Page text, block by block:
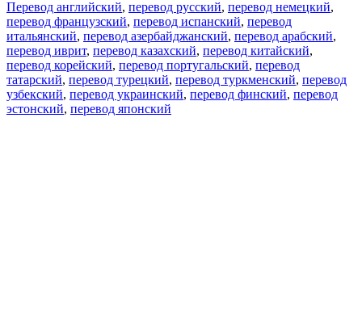
Перевод английский, перевод русский, перевод немецкий,
перевод французский, перевод испанский, перевод
итальянский, перевод азербайджанский, перевод арабский,
перевод иврит, перевод казахский, перевод китайский,
перевод корейский, перевод португальский, перевод
татарский, перевод турецкий, перевод туркменский, перевод
узбекский, перевод украинский, перевод финский, перевод
эстонский, перевод японский